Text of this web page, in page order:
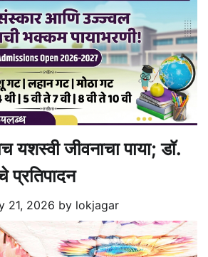
यशस्वी जीवनाचा पाया; डॉ.
प्रतिपादन
21, 2026 by lokjagar